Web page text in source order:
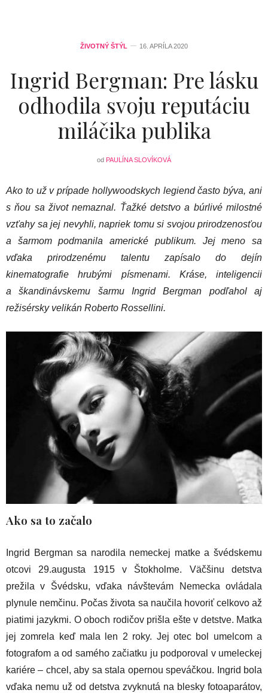
ŽIVOTNÝ ŠTÝL 16. APRÍLA 2020
Ingrid Bergman: Pre lásku
odhodila svoju reputáciu
miláčika publika
od PAULÍNA SLOVÍKOVÁ
Ako to už v prípade hollywoodskych legiend často býva, ani
s ňou sa život nemaznal. Ťažké detstvo a búrlivé milostné
vzťahy sa jej nevyhli, napriek tomu si svojou prirodzenosťou
a šarmom podmanila americké publikum. Jej meno sa
vďaka prirodzenému talentu zapísalo do dejín
kinematografie hrubými písmenami. Kráse, inteligencii
a škandinávskemu šarmu Ingrid Bergman podľahol aj
režisérsky velikán Roberto Rossellini.
Ako sa to začalo
Ingrid Bergman sa narodila nemeckej matke a švédskemu
otcovi 29.augusta 1915 v Štokholme. Väčšinu detstva
prežila v Švédsku, vďaka návštevám Nemecka ovládala
plynule nemčinu. Počas života sa naučila hovoriť celkovo až
piatimi jazykmi. O oboch rodičov prišla ešte v detstve. Matka
jej zomrela keď mala len 2 roky. Jej otec bol umelcom a
fotografom a od samého začiatku ju podporoval v umeleckej
kariére – chcel, aby sa stala opernou speváčkou. Ingrid bola
vďaka nemu už od detstva zvyknutá na blesky fotoaparátov,